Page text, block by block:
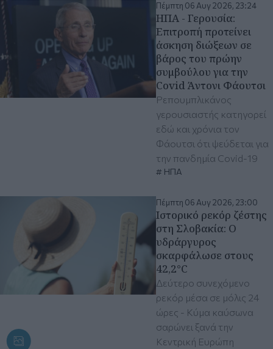
Πέμπτη 06 Αυγ 2026, 23:24
ΗΠΑ - Γερουσία:
Επιτροπή προτείνει
άσκηση διώξεων σε
βάρος του πρώην
συμβούλου για την
Covid Άντονι Φάουτσι
Ρεπουμπλικάνος
γερουσιαστής κατηγορεί
εδώ και χρόνια τον
Φάουτσι ότι ψεύδεται για
την πανδημία Covid-19
ΗΠΑ
Πέμπτη 06 Αυγ 2026, 23:00
Ιστορικό ρεκόρ ζέστης
στη Σλοβακία: Ο
υδράργυρος
σκαρφάλωσε στους
42,2°C
Δεύτερο συνεχόμενο
ρεκόρ μέσα σε μόλις 24
ώρες - Κύμα καύσωνα
σαρώνει ξανά την
Κεντρική Ευρώπη